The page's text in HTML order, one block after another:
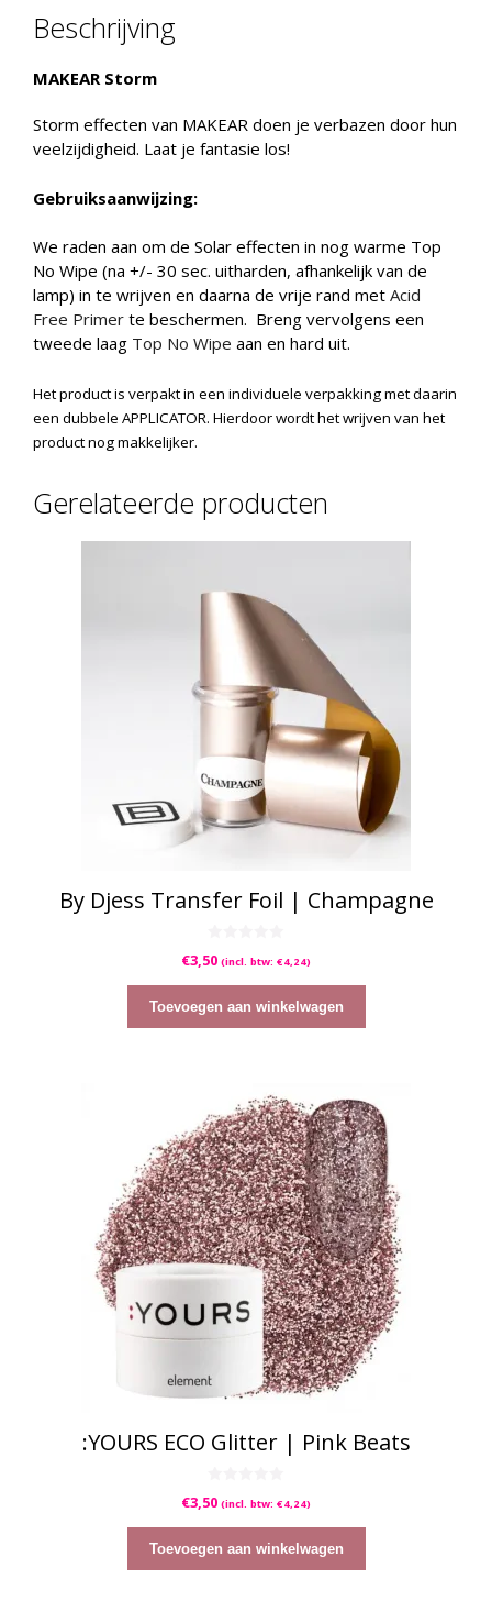
Beschrijving
MAKEAR Storm
Storm effecten van MAKEAR doen je verbazen door hun
veelzijdigheid. Laat je fantasie los!
Gebruiksaanwijzing:
We raden aan om de Solar effecten in nog warme Top
No Wipe (na +/- 30 sec. uitharden, afhankelijk van de
lamp) in te wrijven en daarna de vrije rand met Acid
Free Primer te beschermen. Breng vervolgens een
tweede laag Top No Wipe aan en hard uit.
Het product is verpakt in een individuele verpakking met daarin
een dubbele APPLICATOR. Hierdoor wordt het wrijven van het
product nog makkelijker.
Gerelateerde producten
By Djess Transfer Foil | Champagne
v
5
€3,50 (incl. btw: €4,24)
Toevoegen aan winkelwagen
:YOURS ECO Glitter | Pink Beats
v
5
€3,50 (incl. btw: €4,24)
Toevoegen aan winkelwagen